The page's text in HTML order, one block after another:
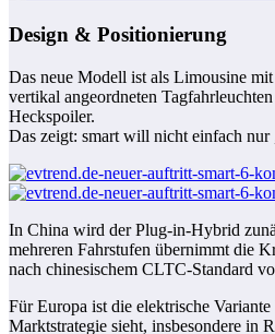
Design & Positionierung
Das neue Modell ist als Limousine mit
vertikal angeordneten
Heckspoiler.
Das zeigt: smart will nicht einfach nur
In China wird der Plug-in-Hybrid
mehreren Fahrstufen übernimmt die
nach chinesischem CLTC-Standard
Für Europa ist die elektrische
Marktstrategie sieht, insbesondere in